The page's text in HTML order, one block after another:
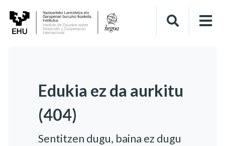
Edukia ez da aurkitu
(404)
Sentitzen dugu, baina ez dugu